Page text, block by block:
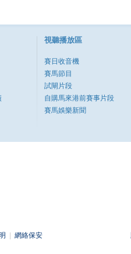
視聽播放區
賽日收音機
賽馬節目
試閘片段
自購馬來港前賽事片段
賽馬娛樂新聞
網絡保安